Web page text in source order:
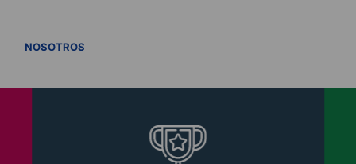
NOSOTROS